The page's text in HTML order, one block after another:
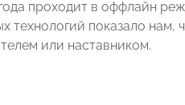
проходит в оффлайн
технологий показало
или наставником.